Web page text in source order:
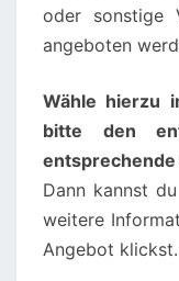
oder sonstige
angeboten
Wähle hierzu
bitte den
Dann kannst
weitere
Angebot klickst.
03:00
04:00
06:00